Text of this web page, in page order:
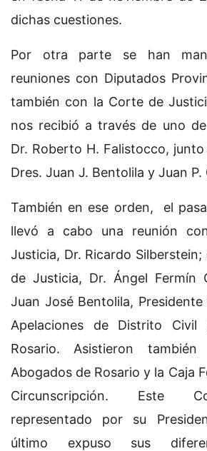
dichas cuestiones.
Por otra parte se han
reuniones con Diputados
también con la Corte de
nos recibió a través de uno
Dr. Roberto H. Falistocco,
Dres. Juan J. Bentolila y Juan P.
También en ese orden, el
llevó a cabo una reunión
Justicia, Dr. Ricardo
de Justicia, Dr. Ángel Fermín
Juan José Bentolila,
Apelaciones de Distrito
Rosario. Asistieron
Abogados de Rosario y la Caja
Circunscripción. Este
representado por su
último expuso sus